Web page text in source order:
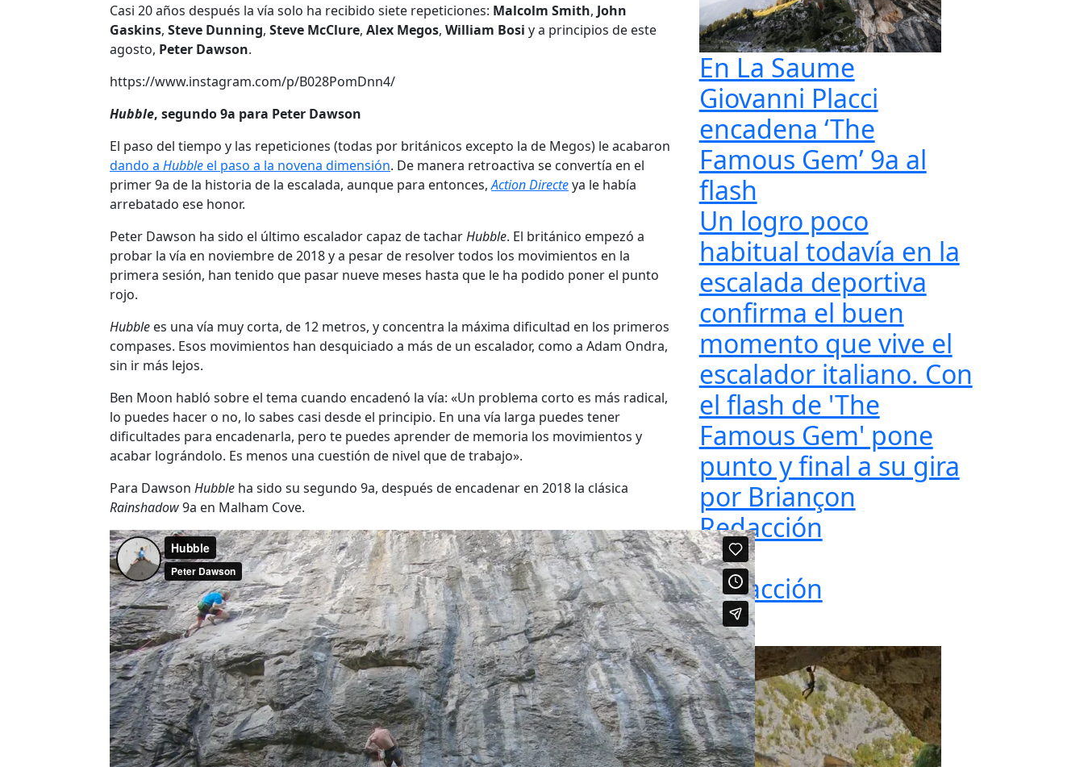
Casi 20 años después la vía solo ha recibido siete repeticiones: Malcolm Smith, John
Gaskins, Steve Dunning, Steve McClure, Alex Megos, William Bosi y a principios de este
agosto, Peter Dawson.
https://www.instagram.com/p/B028PomDnn4/
Hubble, segundo 9a para Peter Dawson
El paso del tiempo y las repeticiones (todas por británicos excepto la de Megos) le acabaron
dando a Hubbleel paso a la novena dimensión. De manera retroactiva se convertía en el
primer 9a de la historia de la escalada, aunque para entonces,Action Directeya le había
arrebatado ese honor.
Peter Dawson ha sido el último escalador capaz de tacharHubble. El británico empezó a
probar la vía en noviembre de 2018 y a pesar de resolver todos los movimientos en la
primera sesión, han tenido que pasar nueve meses hasta que le ha podido poner el punto
rojo.
Hubble es una vía muy corta, de 12 metros, y concentra la máxima dificultad en los primeros
compases. Esos movimientos han desquiciado a más de un escalador, como a Adam Ondra,
sin ir más lejos.
Ben Moon habló sobre el tema cuando encadenó la vía: «Un problema corto es más radical,
lo puedes hacer o no, lo sabes casi desde el principio. En una vía larga puedes tener
dificultades para encadenarla, pero te puedes aprender de memoria los movimientos y
acabar lográndolo. Es menos una cuestión de nivel que de trabajo».
Para Dawson Hubble ha sido su segundo 9a, después de encadenar en 2018 la clásica
Rainshadow9a en Malham Cove.
En La Saume
Giovanni Placci
encadena ‘The
Famous Gem’ 9a al
flash
Un logro poco
habitual todavía en la
escalada deportiva
confirma el buen
momento que vive el
escalador italiano. Con
el flash de 'The
Famous Gem' pone
punto y final a su gira
por Briançon
Redacción
Redacción